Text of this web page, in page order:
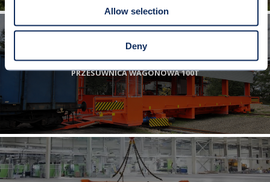
Allow selection
Deny
PRZESUWNICA WAGONOWA 100T